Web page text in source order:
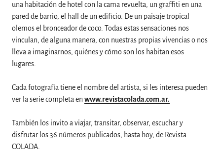
una habitación de hotel con la cama revuelta, un graffiti en una
pared de barrio, el hall de un edificio. De un paisaje tropical
olemos el bronceador de coco. Todas estas sensaciones nos
vinculan, de alguna manera, con nuestras propias vivencias o nos
lleva a imaginarnos, quiénes y cómo son los habitan esos
lugares.
Cada fotografía tiene el nombre del artista, si les interesa pueden
ver la serie completa en www.revistacolada.com.ar.
También los invito a viajar, transitar, observar, escuchar y
disfrutar los 36 números publicados, hasta hoy, de Revista
COLADA.